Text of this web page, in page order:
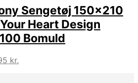
Sengetøj 150×210
Heart Design
Bomuld
kr.